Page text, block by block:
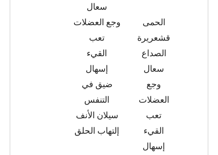
الحمى
قشعريرة
الصداع
سعال
وجع
العضلات
تعب
القيء
إسهال
سعال
وجع العضلات
تعب
القيء
إسهال
ضيق في
التنفس
سيلان الأنف
إلتهاب الحلق